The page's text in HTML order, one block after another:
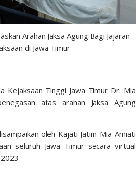
Arahan Jaksa Agung Bagi Jajaran
di Jawa Timur
Kejaksaan Tinggi Jawa Timur Dr. Mia
atas arahan Jaksa Agung
oleh Kajati Jatim Mia Amiati
seluruh Jawa Timur secara virtual